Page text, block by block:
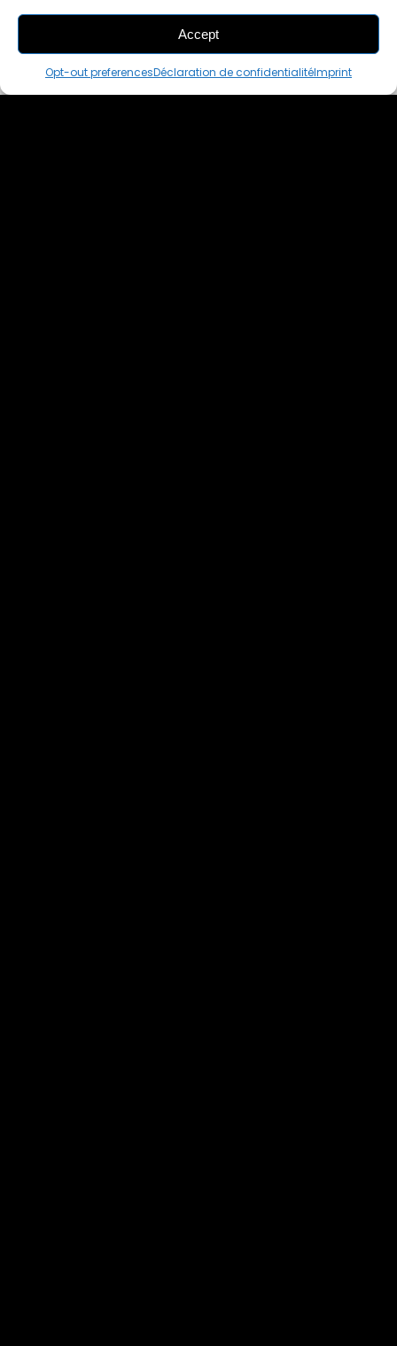
Accept
Opt-out preferencesDéclaration de confidentialitéImprint
THIS PAIR IS
ALREADY SOLD OUT